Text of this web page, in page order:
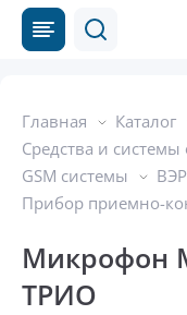
Главная
Каталог
Средства и
GSM системы
Прибор приемно-
Микрофон
ТРИО